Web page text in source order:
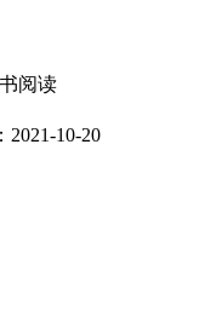
阅读
10-20